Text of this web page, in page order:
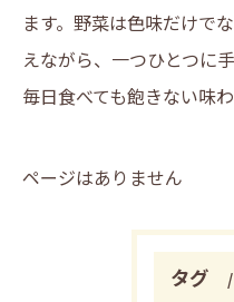
ます。野菜は色味だけで
えながら、一つひとつに
毎日食べても飽きない味
ページはありません
タグ